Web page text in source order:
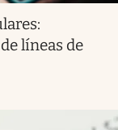
líneas de